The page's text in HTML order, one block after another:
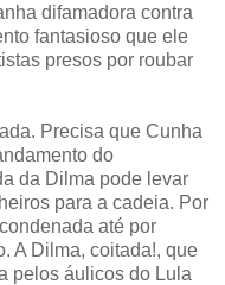
difamadora contra
fantasioso que ele
presos por roubar
Precisa que Cunha
do
da Dilma pode levar
para a cadeia. Por
até por
A Dilma, coitada!, que
pelos áulicos do Lula